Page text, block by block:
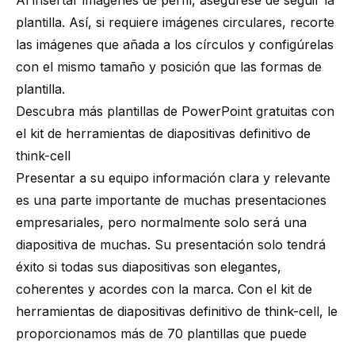
plantilla. Así, si requiere imágenes circulares, recorte
las imágenes que añada a los círculos y configúrelas
con el mismo tamaño y posición que las formas de
plantilla.
Descubra más plantillas de PowerPoint gratuitas con
el kit de herramientas de diapositivas definitivo de
think-cell
Presentar a su equipo información clara y relevante
es una parte importante de muchas presentaciones
empresariales, pero normalmente solo será una
diapositiva de muchas. Su presentación solo tendrá
éxito si todas sus diapositivas son elegantes,
coherentes y acordes con la marca. Con el kit de
herramientas de diapositivas definitivo de think-cell, le
proporcionamos más de 70 plantillas que puede